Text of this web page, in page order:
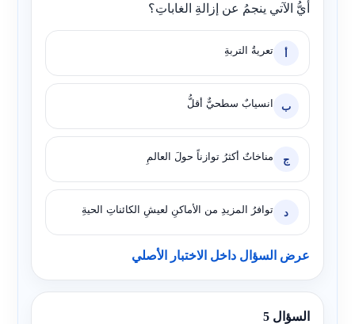
أيُّ الآتي ينجمُ عن إزالةِ الغاباتِ؟
أ تعريةُ التربةِ
ب انسيابٌ سطحيٌّ أقلُّ
ج مناخاتٌ أكثرُ توازناً حولَ العالمِ
د توافرُ المزيدِ من الأماكنِ لعيشِ الكائناتِ الحيةِ
عرض السؤال داخل الاختبار الأصلي
السؤال 5